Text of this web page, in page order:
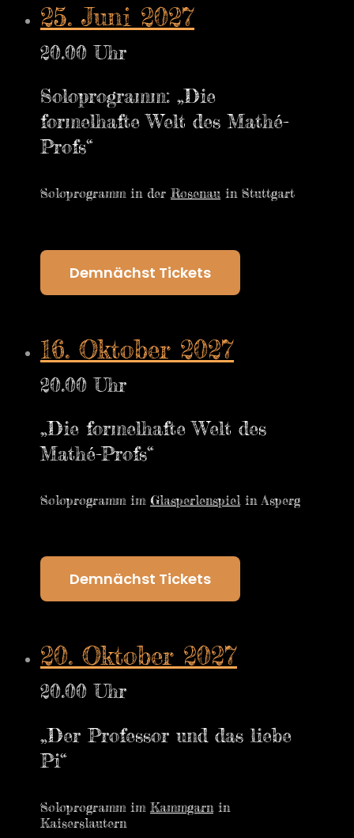
25. Juni 2027
20.00 Uhr
Soloprogramm: „Die
formelhafte Welt des Mathé-
Profs“
Soloprogramm in derRosenau in Stuttgart
Demnächst Tickets
16. Oktober 2027
20.00 Uhr
„Die formelhafte Welt des
Mathé-Profs“
Soloprogramm im Glasperlenspiel in Asperg
Demnächst Tickets
20. Oktober 2027
20.00 Uhr
„Der Professor und das liebe
Pi“
Soloprogramm im Kammgarn in
Kaiserslautern